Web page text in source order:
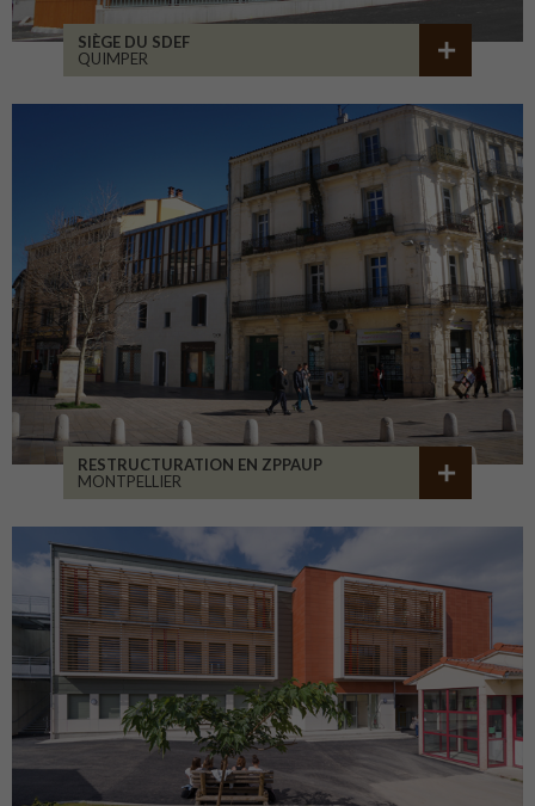
SIÈGE DU SDEF
QUIMPER
RESTRUCTURATION EN ZPPAUP
MONTPELLIER